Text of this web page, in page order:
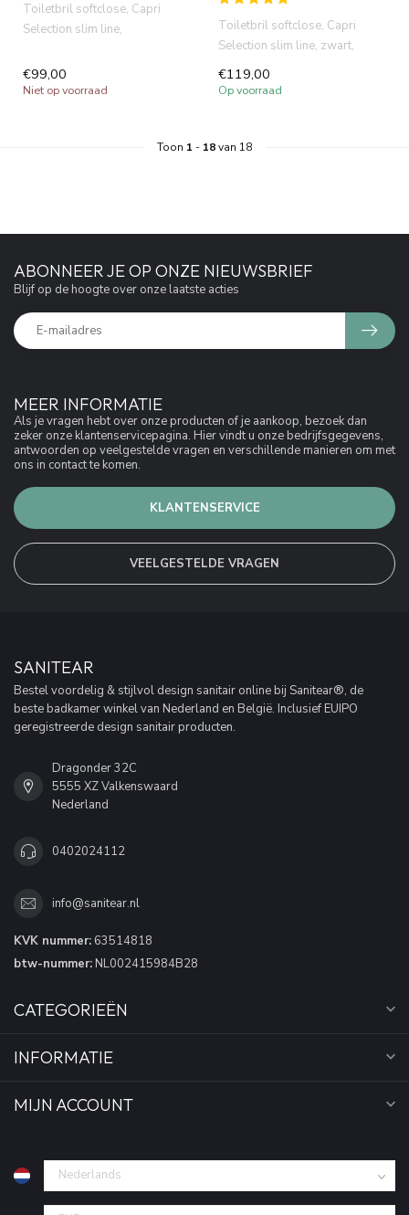
Toiletbril softclose, Capri
Selection slim line,
Duro...
€99,00
Niet op voorraad
Toiletbril softclose, Capri
Selection slim line, zwart,
afneembaar, quick releas...
€119,00
Op voorraad
Toon 1 - 18van 18
MEER INFORMATIE
Als je vragen hebt over onze producten of je aankoop, bezoek dan
zeker onze klantenservicepagina. Hier vindt u onze bedrijfsgegevens,
antwoorden op veelgestelde vragen en verschillende manieren om met
ons in contact te komen.
KLANTENSERVICE
VEELGESTELDE VRAGEN
ABONNEER JE OP ONZE NIEUWSBRIEF
Blijf op de hoogte over onze laatste acties
SANITEAR
Bestel voordelig & stijlvol design sanitair online bij Sanitear®, de
beste badkamer winkel van Nederland en België. Inclusief EUIPO
geregistreerde design sanitair producten.
Dragonder 32C
5555 XZ Valkenswaard
Nederland
0402024112
info@sanitear.nl
KVK nummer: 63514818
btw-nummer: NL002415984B28
CATEGORIEËN
INFORMATIE
MIJN ACCOUNT